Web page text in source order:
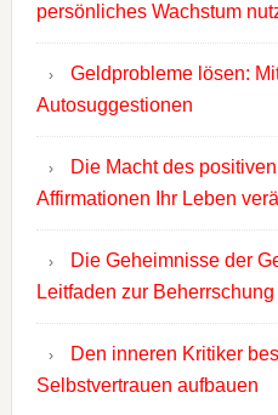
persönliches Wachstum
Geldprobleme lösen:
Autosuggestionen
Die Macht des
Affirmationen Ihr Leben
Die Geheimnisse der
Leitfaden zur
Den inneren Kritiker
Selbstvertrauen aufbauen